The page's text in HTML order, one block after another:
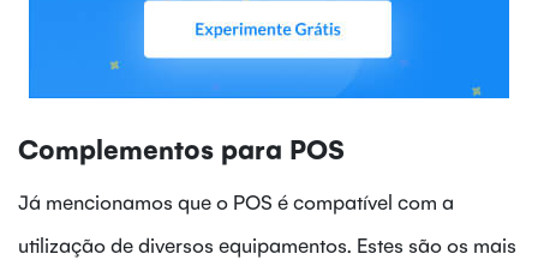
Complementos para POS
Já mencionamos que o POS é compatível com a
utilização de diversos equipamentos. Estes são os mais